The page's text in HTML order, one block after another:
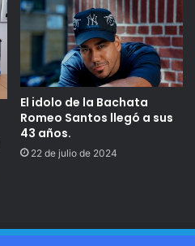
El idolo de la Bachata
Romeo Santos llegó a sus
43 años.
22 de julio de 2024